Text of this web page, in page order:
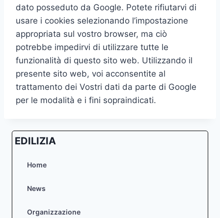
dato posseduto da Google. Potete rifiutarvi di
usare i cookies selezionando l’impostazione
appropriata sul vostro browser, ma ciò
potrebbe impedirvi di utilizzare tutte le
funzionalità di questo sito web. Utilizzando il
presente sito web, voi acconsentite al
trattamento dei Vostri dati da parte di Google
per le modalità e i fini sopraindicati.
EDILIZIA
Home
News
Organizzazione